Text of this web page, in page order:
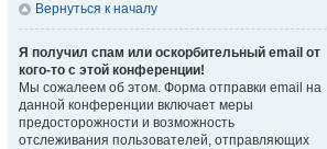
Вернуться к началу
Я получил спам или оскорбительный email от
кого-то с этой конференции!
Мы сожалеем об этом. Форма отправки email на
данной конференции включает меры
предосторожности и возможность
отслеживания пользователей, отправляющих